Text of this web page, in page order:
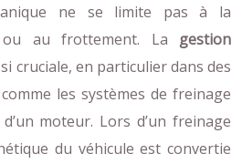
ne se limite pas à la
ou au frottement. La gestion
cruciale, en particulier dans des
les systèmes de freinage
moteur. Lors d’un freinage
du véhicule est convertie